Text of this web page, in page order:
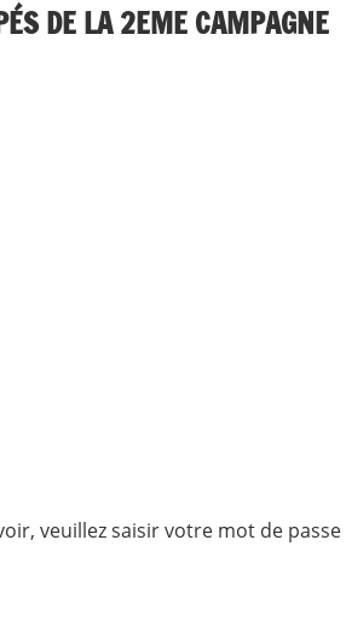
DE LA 2EME CAMPAGNE
veuillez saisir votre mot de passe